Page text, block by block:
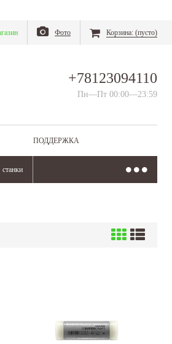
Фото Корзина: (пусто)
+78123094110
Пн—Пт 00:00—23:59
ПОДДЕРЖКА
станки